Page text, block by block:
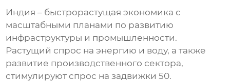
Индия – быстрорастущая экономика с
масштабными планами по развитию
инфраструктуры и промышленности.
Растущий спрос на энергию и воду, а также
развитие производственного сектора,
стимулируют спрос назадвижки 50.